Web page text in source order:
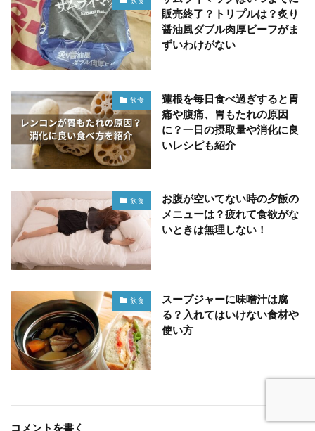
販売終了？トリプルは？炙り
醤油風ダブル肉厚ビーフがま
ずいわけがない
飲食
蓮根を毎日食べ過ぎすると胃
痛や腹痛、胃もたれの原因
に？一日の摂取量や消化に良
いレシピも紹介
飲食
お腹が空いてない時の夕飯の
メニューは？疲れて食欲がな
いときは無理しない！
飲食
スープジャーに味噌汁は腐
る？入れてはいけない食材や
使い方
コメントを書く